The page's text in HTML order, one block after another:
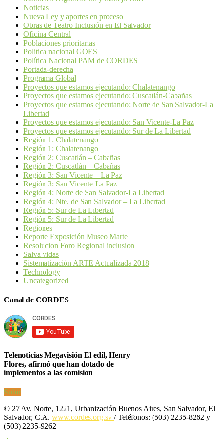
Noticias
Nueva Ley y aportes en proceso
Obras de Teatro Inclusión en El Salvador
Oficina Central
Poblaciones prioritarias
Politica nacional GOES
Política Nacional PAM de CORDES
Portada-derecha
Programa Global
Proyectos que estamos ejecutando: Chalatenango
Proyectos que estamos ejecutando: Cuscatlán-Cabañas
Proyectos que estamos ejecutando: Norte de San Salvador-La
Libertad
Proyectos que estamos ejecutando: San Vicente-La Paz
Proyectos que estamos ejecutando: Sur de La Libertad
Región 1: Chalatenango
Región 1: Chalatenango
Región 2: Cuscatlán – Cabañas
Región 2: Cuscatlán – Cabañas
Región 3: San Vicente – La Paz
Región 3: San Vicente-La Paz
Región 4: Norte de San Salvador-La Libertad
Región 4: Nte. de San Salvador – La Libertad
Región 5: Sur de La Libertad
Región 5: Sur de La Libertad
Regiones
Reporte Exposición Museo Marte
Resolucion Foro Regional inclusion
Salva vidas
Sistematización ARTE Actualizada 2018
Technology
Uncategorized
Canal de CORDES
Telenoticias Megavisión El edil, Henry
Flores, afirmó que han dotado de
implementos a las comision
Subir
© 27 Av. Norte, 1221, Urbanización Buenos Aires, San Salvador, El
Salvador, C.A. www.cordes.org.sv / Teléfonos: (503) 2235-8262 y
(503) 2235-9262